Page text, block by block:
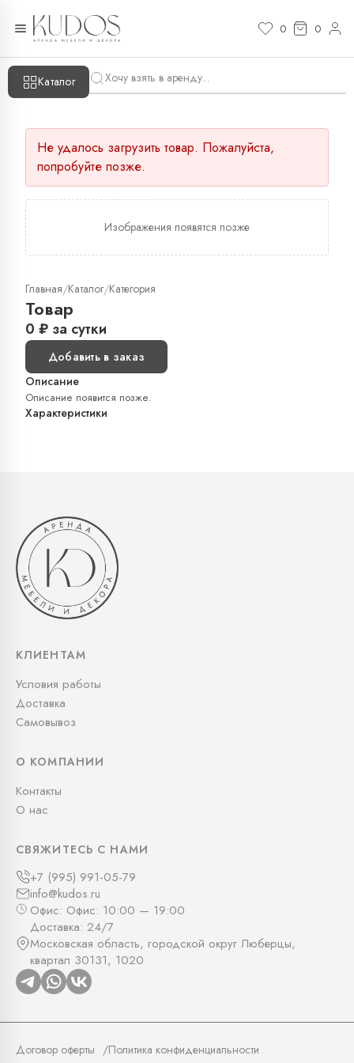
0 0
Каталог
Не удалось загрузить товар. Пожалуйста,
попробуйте позже.
Изображения появятся позже
Главная/Каталог/Категория
Товар
0 ₽ за сутки
Добавить в заказ
Описание
Описание появится позже.
Характеристики
КЛИЕНТАМ
Условия работы
Доставка
Самовывоз
О КОМПАНИИ
Контакты
О нас
СВЯЖИТЕСЬ С НАМИ
+7 (995) 991-05-79
info@kudos.ru
Офис: Офис: 10:00 — 19:00
Доставка: 24/7
Московская область, городской округ Люберцы,
квартал 30131, 1020
Договор оферты Политика конфиденциальности